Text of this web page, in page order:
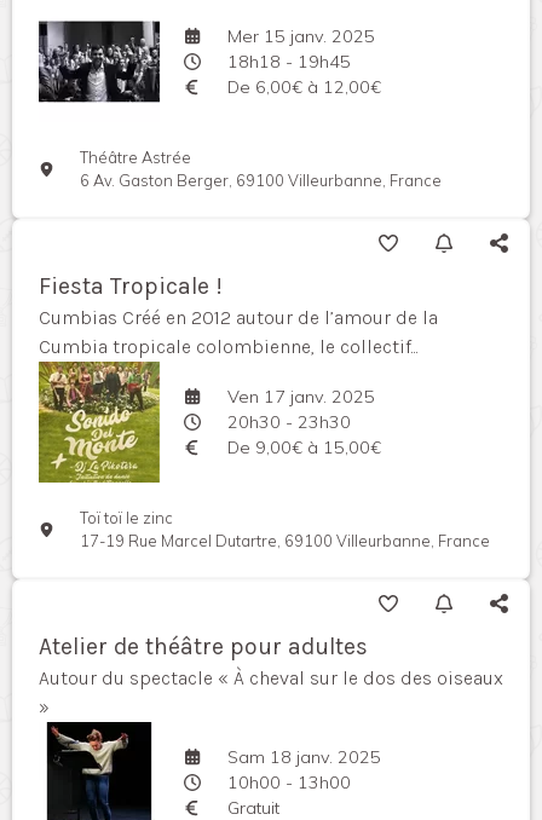
Mer 15 janv. 2025
18h18 - 19h45
De 6,00€ à 12,00€
Théâtre Astrée
6 Av. Gaston Berger, 69100 Villeurbanne, France
Fiesta Tropicale !
Cumbias Créé en 2012 autour de l’amour de la
Cumbia tropicale colombienne, le collectif...
Ven 17 janv. 2025
20h30 - 23h30
De 9,00€ à 15,00€
Toï toï le zinc
17-19 Rue Marcel Dutartre, 69100 Villeurbanne, France
Atelier de théâtre pour adultes
Autour du spectacle « À cheval sur le dos des oiseaux
»
Sam 18 janv. 2025
10h00 - 13h00
Gratuit